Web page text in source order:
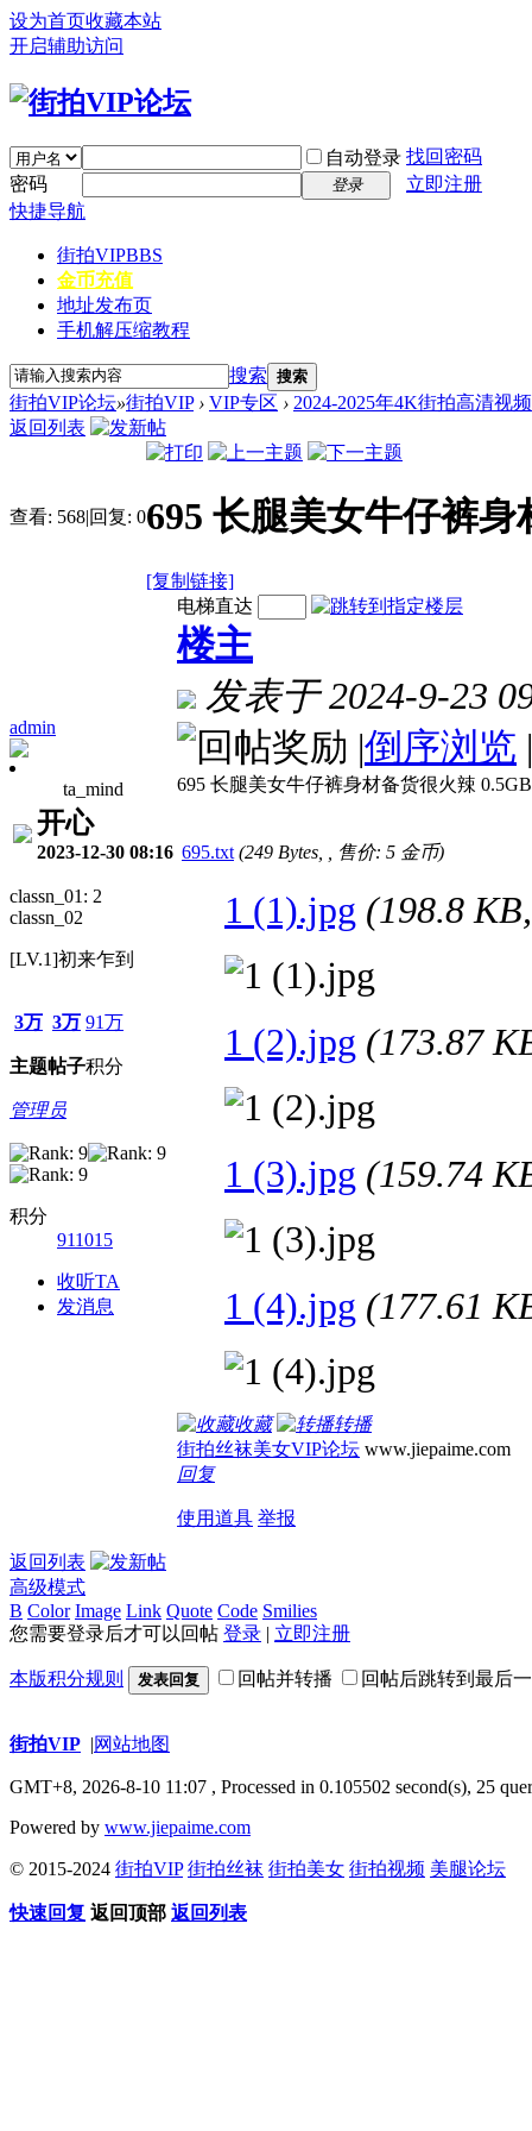
设为首页收藏本站
开启辅助访问
自动登录 找回密码
密码
登录
立即注册
快捷导航
街拍VIPBBS
金币充值
地址发布页
手机解压缩教程
搜索 搜索
街拍VIP论坛»街拍VIP › VIP专区 › 2024-2025年4K街拍高清视
返回列表
查看: 568|回复: 0695 长腿美女牛仔裤
[复制链接]
admin
ta_mind
开心
2023-12-30 08:16
classn_01: 2
classn_02
[LV.1]初来乍到
3万
主题
3万
帖子
91万
积分
管理员
积分
911015
收听TA
发消息
电梯直达
楼主
发表于 2024-9-23
|倒序浏览 |
695 长腿美女牛仔裤身材备货很火辣 0.5GB
695.txt (249 Bytes, , 售价: 5 金币)
1 (1).jpg (198.8
1 (2).jpg (173.87
1 (3).jpg (159.74
1 (4).jpg (177.61
收藏
转播
街拍丝袜美女VIP论坛 www.jiepaime.com
回复
使用道具 举报
返回列表
高级模式
B Color Image Link Quote Code Smilies
您需要登录后才可以回帖 登录 | 立即注册
本版积分规则 发表回复 回帖并转播 回帖后跳转到最后
街拍VIP |网站地图
GMT+8, 2026-8-10 11:07 , Processed in 0.105502 second(s), 25
Powered by www.jiepaime.com
© 2015-2024 街拍VIP 街拍丝袜 街拍美女 街拍视频 美腿论坛
快速回复 返回顶部 返回列表